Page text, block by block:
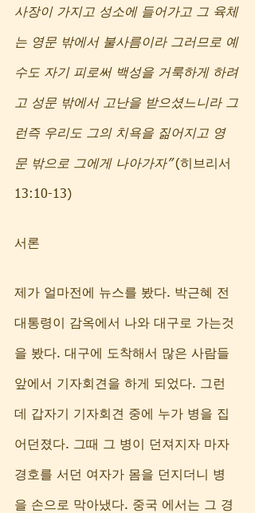
사장이 가지고 성소에 들어가고 그 육체
는 영문 밖에서 불사름이라 그러므로 예
수도 자기 피로써 백성을 거룩하게 하려
고 성문 밖에서 고난을 받으셨느니라 그
런즉 우리도 그의 치욕을 짊어지고 영
문 밖으로 그에게 나아가자” (히브리서
13:10-13)
서론
제가 얼마전에 뉴스를 봤다. 박근혜 전
대통령이 감옥에서 나와 대구로 가는것
을 봤다. 대구에 도착해서 많은 사람들
앞에서 기자회견을 하게 되었다. 그런
데 갑자기 기자회견 중에 누가 병을 집
어던졌다. 그때 그 병이 던져지자 마자
경호를 서던 여자가 몸을 던지더니 병
을 손으로 막아냈다. 중국 에서는 그 경